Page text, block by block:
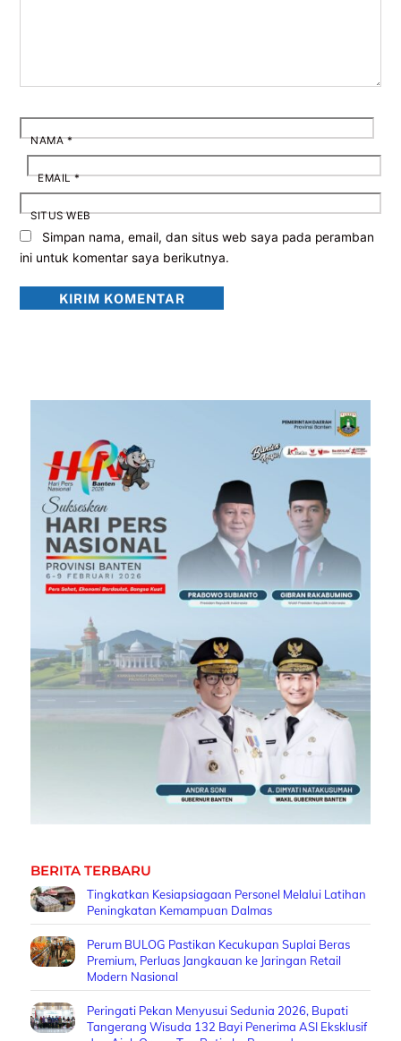
NAMA*
EMAIL*
SITUS WEB
Simpan nama, email, dan situs web saya pada peramban
ini untuk komentar saya berikutnya.
BERITA TERBARU
Tingkatkan Kesiapsiagaan Personel Melalui Latihan
Peningkatan Kemampuan Dalmas
Perum BULOG Pastikan Kecukupan Suplai Beras
Premium, Perluas Jangkauan ke Jaringan Retail
Modern Nasional
Peringati Pekan Menyusui Sedunia 2026, Bupati
Tangerang Wisuda 132 Bayi Penerima ASI Eksklusif